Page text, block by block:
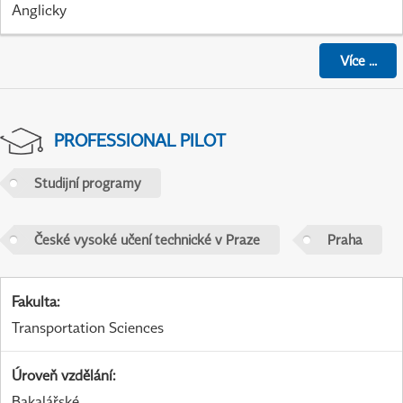
Anglicky
Více...
PROFESSIONAL PILOT
Studijní programy
České vysoké učení technické v Praze Praha
Fakulta:
Transportation Sciences
Úroveň vzdělání: